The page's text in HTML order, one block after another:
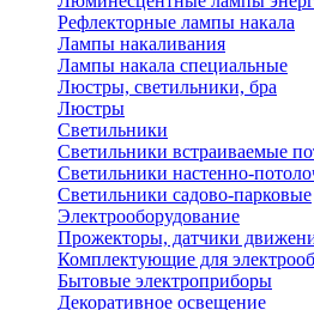
Рефлекторные лампы накала
Лампы накаливания
Лампы накала специальные
Люстры, светильники, бра
Люстры
Светильники
Светильники встраиваемые
Светильники настенно-
Светильники садово-парковые
Электрооборудование
Прожекторы, датчики
Комплектующие для
Бытовые электроприборы
Декоративное освещение